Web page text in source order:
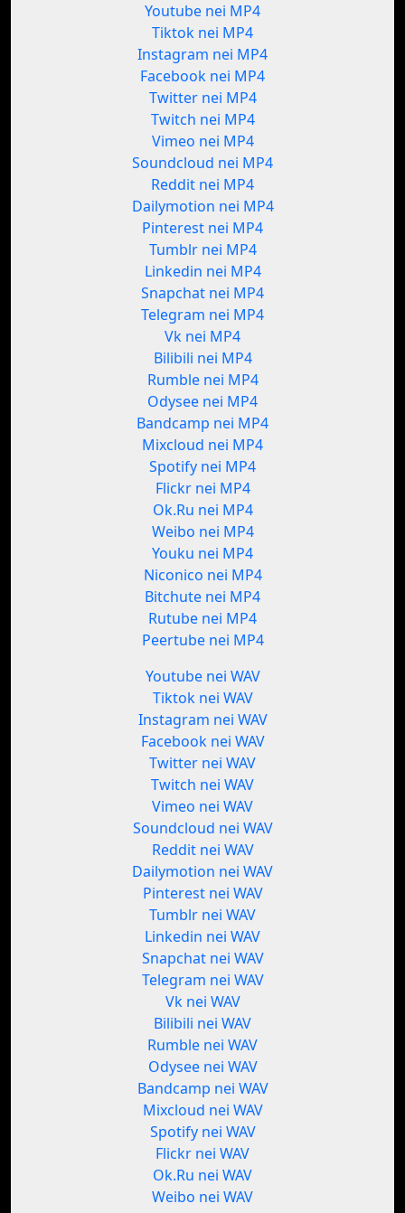
Youtube nei MP4
Tiktok nei MP4
Instagram nei MP4
Facebook nei MP4
Twitter nei MP4
Twitch nei MP4
Vimeo nei MP4
Soundcloud nei MP4
Reddit nei MP4
Dailymotion nei MP4
Pinterest nei MP4
Tumblr nei MP4
Linkedin nei MP4
Snapchat nei MP4
Telegram nei MP4
Vk nei MP4
Bilibili nei MP4
Rumble nei MP4
Odysee nei MP4
Bandcamp nei MP4
Mixcloud nei MP4
Spotify nei MP4
Flickr nei MP4
Ok.Ru nei MP4
Weibo nei MP4
Youku nei MP4
Niconico nei MP4
Bitchute nei MP4
Rutube nei MP4
Peertube nei MP4
Youtube nei WAV
Tiktok nei WAV
Instagram nei WAV
Facebook nei WAV
Twitter nei WAV
Twitch nei WAV
Vimeo nei WAV
Soundcloud nei WAV
Reddit nei WAV
Dailymotion nei WAV
Pinterest nei WAV
Tumblr nei WAV
Linkedin nei WAV
Snapchat nei WAV
Telegram nei WAV
Vk nei WAV
Bilibili nei WAV
Rumble nei WAV
Odysee nei WAV
Bandcamp nei WAV
Mixcloud nei WAV
Spotify nei WAV
Flickr nei WAV
Ok.Ru nei WAV
Weibo nei WAV